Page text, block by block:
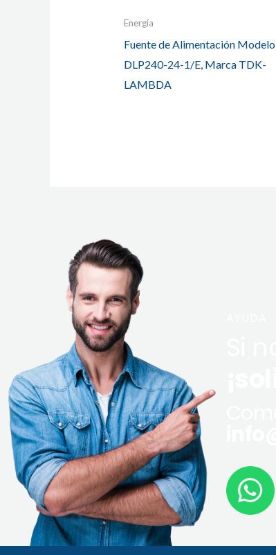
Energía
Fuente de Alimentación Modelo
DLP240-24-1/E, Marca TDK-
LAMBDA